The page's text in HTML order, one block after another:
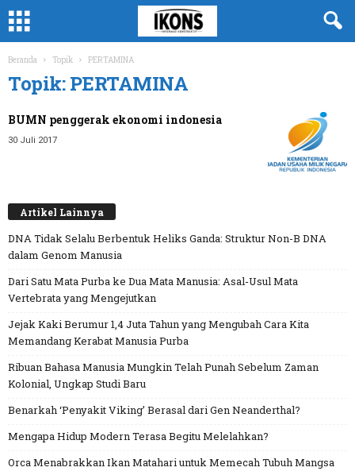
Beranda Topik PERTAMINA
Topik: PERTAMINA
BUMN penggerak ekonomi indonesia
30 Juli 2017
Artikel Lainnya
DNA Tidak Selalu Berbentuk Heliks Ganda: Struktur Non-B DNA
dalam Genom Manusia
Dari Satu Mata Purba ke Dua Mata Manusia: Asal-Usul Mata
Vertebrata yang Mengejutkan
Jejak Kaki Berumur 1,4 Juta Tahun yang Mengubah Cara Kita
Memandang Kerabat Manusia Purba
Ribuan Bahasa Manusia Mungkin Telah Punah Sebelum Zaman
Kolonial, Ungkap Studi Baru
Benarkah ‘Penyakit Viking’ Berasal dari Gen Neanderthal?
Mengapa Hidup Modern Terasa Begitu Melelahkan?
Orca Menabrakkan Ikan Matahari untuk Memecah Tubuh Mangsa